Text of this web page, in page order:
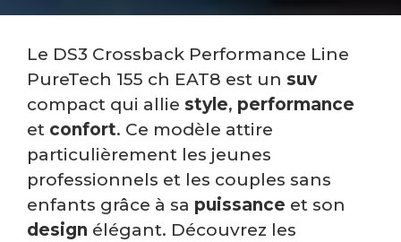
Le DS3 Crossback Performance Line
PureTech 155 ch EAT8 est un suv
compact qui allie style, performance
et confort. Ce modèle attire
particulièrement les jeunes
professionnels et les couples sans
enfants grâce à sa puissance et son
design élégant. Découvrez les